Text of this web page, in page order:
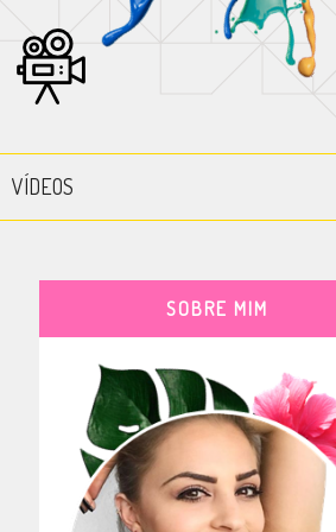
VÍDEOS
SOBRE MIM